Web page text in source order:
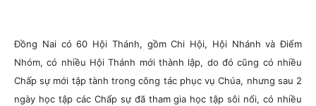
Đồng Nai có 60 Hội Thánh, gồm Chi Hội, Hội Nhánh và Điểm
Nhóm, có nhiều Hội Thánh mới thành lập, do đó cũng có nhiều
Chấp sự mới tập tành trong công tác phục vụ Chúa, nhưng sau 2
ngày học tập các Chấp sự đã tham gia học tập sôi nổi, có nhiều